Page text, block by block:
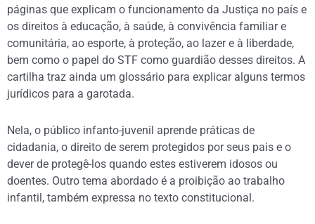
páginas que explicam o funcionamento da Justiça no país e
os direitos à educação, à saúde, à convivência familiar e
comunitária, ao esporte, à proteção, ao lazer e à liberdade,
bem como o papel do STF como guardião desses direitos. A
cartilha traz ainda um glossário para explicar alguns termos
jurídicos para a garotada.
Nela, o público infanto-juvenil aprende práticas de
cidadania, o direito de serem protegidos por seus pais e o
dever de protegê-los quando estes estiverem idosos ou
doentes. Outro tema abordado é a proibição ao trabalho
infantil, também expressa no texto constitucional.